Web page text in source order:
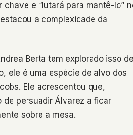
e “lutará para mantê-lo”
a complexidade da
Berta tem explorado isso de
ele é uma espécie de alvo dos
Ele acrescentou que,
de persuadir Álvarez a ficar
sobre a mesa.